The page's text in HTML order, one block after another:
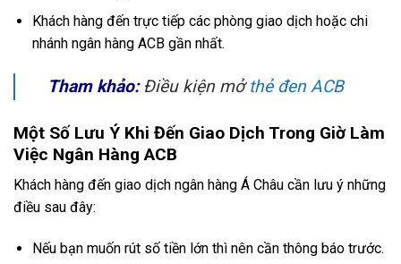
Khách hàng đến trực tiếp các phòng giao dịch hoặc chi
nhánh ngân hàng ACB gần nhất.
Tham khảo:Điều kiện mởthẻ đen ACB
Một Số Lưu Ý Khi Đến Giao Dịch Trong Giờ Làm
Việc Ngân Hàng ACB
Khách hàng đến giao dịch ngân hàng Á Châu cần lưu ý những
điều sau đây:
Nếu bạn muốn rút số tiền lớn thì nên cần thông báo trước.